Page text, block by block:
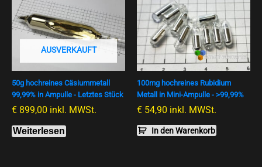
AUSVERKAUFT
50g hochreines Cäsiummetall
99,99% in Ampulle - Letztes Stück
€ 899,00 inkl. MWSt.
Weiterlesen
100mg hochreines Rubidium
Metall in Mini-Ampulle - >99,99%
€ 54,90 inkl. MWSt.
In den Warenkorb